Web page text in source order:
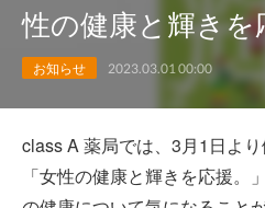
性の健康と輝きを
お知らせ 2023.03.01 00:00
class A 薬局では、3月1日よ
「女性の健康と輝きを応援。